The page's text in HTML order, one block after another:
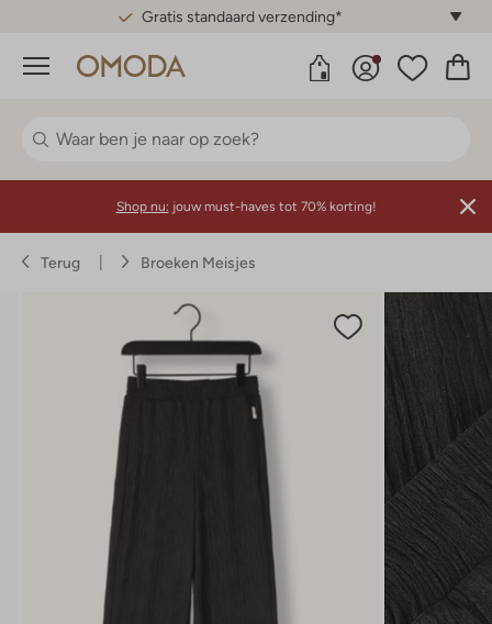
Gratis standaard verzending*
Menu
Shop nu: jouw must-haves tot 70% korting!
Terug Broeken Meisjes